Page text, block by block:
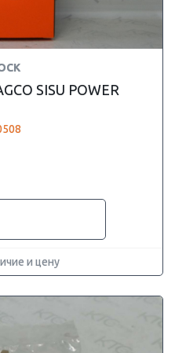
SISU POWER
и цену